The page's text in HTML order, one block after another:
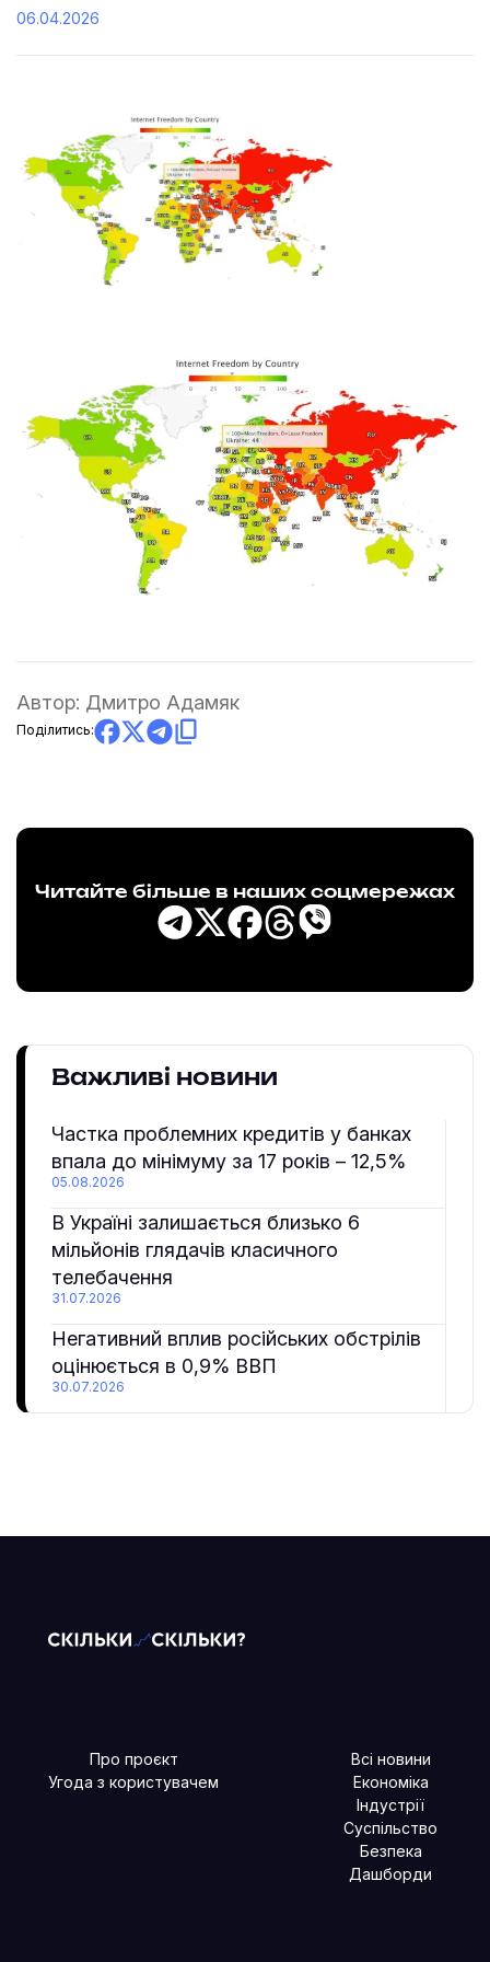
06.04.2026
Автор: Дмитро Адамяк
Поділитись:
Читайте більше в наших соцмережах
Важливі новини
Частка проблемних кредитів у банках
впала до мінімуму за 17 років – 12,5%
05.08.2026
В Україні залишається близько 6
мільйонів глядачів класичного
телебачення
31.07.2026
Негативний вплив російських обстрілів
оцінюється в 0,9% ВВП
30.07.2026
Про проєкт
Угода з користувачем
Всі новини
Економіка
Індустрії
Суспільство
Безпека
Дашборди